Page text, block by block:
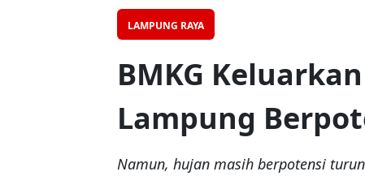
LAMPUNG RAYA
BMKG
Lampung
Namun, hujan masih berpotensi